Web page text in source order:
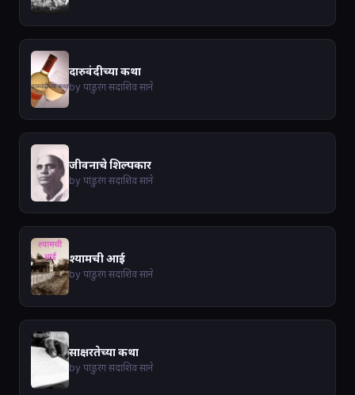
दारुवंदीच्या कथा
by पांडुरंग सदाशिव साने
जीवनाचे शिल्पकार
by पांडुरंग सदाशिव साने
श्यामची आई
by पांडुरंग सदाशिव साने
साक्षरतेच्या कथा
by पांडुरंग सदाशिव साने